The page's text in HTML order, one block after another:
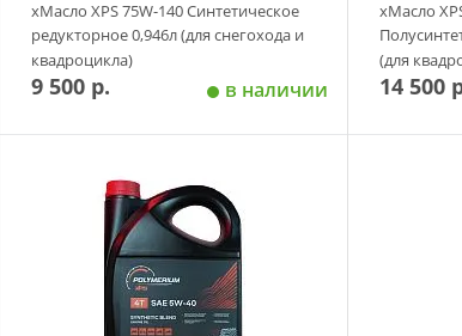
xМасло XPS 75W-140 Синтетическое
редукторное 0,946л (для снегохода и
квадроцикла)
9 500 р. в наличии
Добавить в корзину
xМасло
(для
14 500